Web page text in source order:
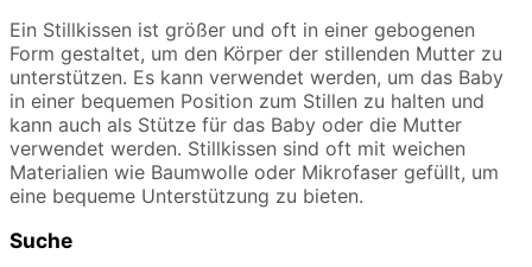
Ein Stillkissen ist größer und oft in einer gebogenen
Form gestaltet, um den Körper der stillenden Mutter zu
unterstützen. Es kann verwendet werden, um das Baby
in einer bequemen Position zum Stillen zu halten und
kann auch als Stütze für das Baby oder die Mutter
verwendet werden. Stillkissen sind oft mit weichen
Materialien wie Baumwolle oder Mikrofaser gefüllt, um
eine bequeme Unterstützung zu bieten.
Suche